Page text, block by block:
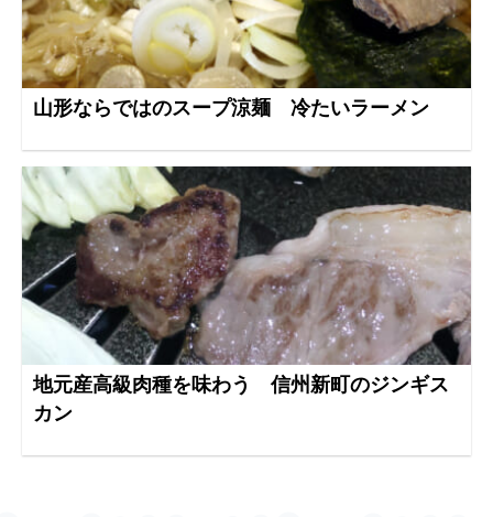
山形ならではのスープ涼麺 冷たいラーメン
地元産高級肉種を味わう 信州新町のジンギス
カン